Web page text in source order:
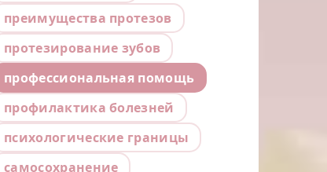
преимущества протезов
протезирование зубов
профессиональная помощь
профилактика болезней
психологические границы
самосохранение